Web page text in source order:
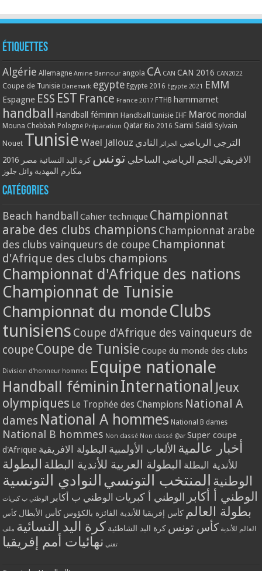
Étiquettes
Algérie Allemagne Amine Bannour angola CA CAN CAN 2016 CAN2022
Coupe de Tunisie Danemark egypte Egypte 2016 Egypte 2021 EMM
Espagne ESS EST France France 2017 FTHB hammamet
handball Handball féminin Handball tunisie IHF Maroc mondial
Mouna Chebbah Pologne Préparation Qatar Rio 2016 Sami Saidi Sylvain
Nouet Tunisie Wael Jallouz الترجي الرياضي الجزائر النادي
الافريقي النجم الرياضي الساحلي تونس كرة اليد النسائية مصر 2016
مكارم المهدية وائل جلوز
Catégories
Beach handball Cahier technique Championnat
arabe des clubs champions Championnat arabe
des clubs vainqueurs de coupe Championnat
d'Afrique des clubs champions
Championnat d'Afrique des nations
Championnat de Tunisie
Championnat du monde Clubs
tunisiens Coupe d'Afrique des vainqueurs de
coupe Coupe de Tunisie Coupe du monde des clubs
Division d'honneur hommes Equipe nationale
Handball féminin International Jeux
olympiques Le Trophée des Champions National A
dames National A hommes National B dames
National B hommes Non classé Non classé @ar Super coupe
d'Afrique
أخبار عالمية الألعاب الأولمبية البطولة الافريقية
للأندية البطلة البطولة العربية للأندية البطلة البطولة
الوطنية المنتخب التونسي النوادي التونسية
الوطني أ أكابر الوطني أ كبريات الوطني ب أكابر الوطني ب كبريات
بطولة العالم كأس إفريقيا للأندية الفائزة بالكؤوس كأس الأبطال كأس
العالم للأندية كأس تونس كرة اليد الشاطئية كرة اليد النسائية ملف
تقني نهائيات أمم إفريقيا